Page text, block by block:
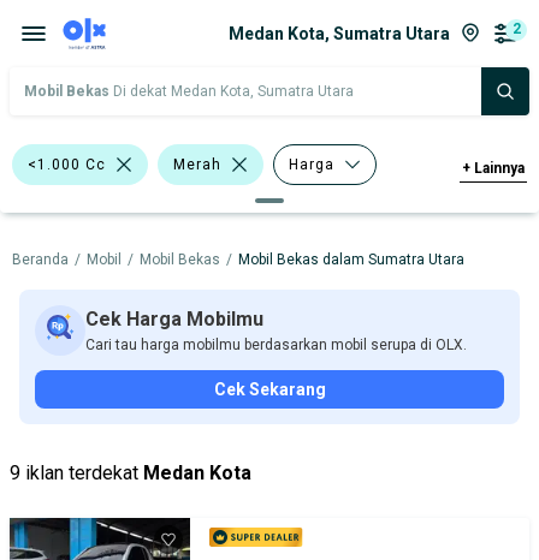
Medan Kota, Sumatra Utara 2
Mobil Bekas Di dekat Medan Kota, Sumatra Utara
<1.000 Cc Merah Harga
Merek Dan Model Tahun
Tipe Bodi Tipe Membership
+ Lainnya
Beranda / Mobil / Mobil Bekas / Mobil Bekas dalam Sumatra Utara
Cek Harga Mobilmu
Cari tau harga mobilmu berdasarkan mobil serupa di OLX.
Cek Sekarang
9 iklan terdekat Medan Kota